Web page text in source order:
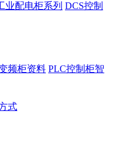
业配电柜系列 DCS控制
频柜资料 PLC控制柜智
式